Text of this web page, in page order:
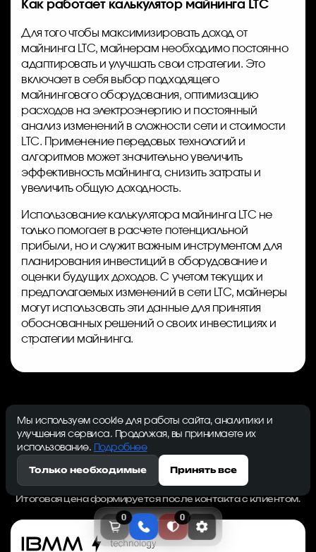
0 0
Как работает калькулятор майнинга LTC
Для того чтобы максимизировать доход от
майнинга LTC, майнерам необходимо постоянно
адаптировать и улучшать свои стратегии. Это
включает в себя выбор подходящего
майнингового оборудования, оптимизацию
расходов на электроэнергию и постоянный
анализ изменений в сложности сети и стоимости
LTC. Применение передовых технологий и
алгоритмов может значительно увеличить
эффективность майнинга, снизить затраты и
увеличить общую доходность.
Использование калькулятора майнинга LTC не
только помогает в расчете потенциальной
прибыли, но и служит важным инструментом для
планирования инвестиций в оборудование и
оценки будущих доходов. С учетом текущих и
предполагаемых изменений в сети LTC, майнеры
могут использовать эти данные для принятия
обоснованных решений о своих инвестициях и
стратегии майнинга.
*Все цены на сайте указаны без НДС. НДС 22%
начисляется дополнительно при выставлении счёта.
Предложение действует только для юридических лиц и
индивидуальных предпринимателей.
Информация на сайте не является публичной офертой.
Итоговая цена формируется после контакта с клиентом.
Мы используем cookie для работы сайта, аналитики и
улучшения сервиса. Продолжая, вы принимаете их
использование.
Подробнее
Только необходимые Принять все